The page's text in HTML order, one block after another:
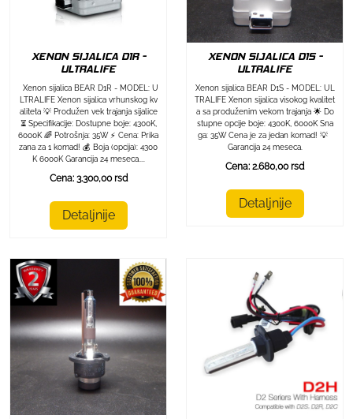
XENON SIJALICA D1R -
ULTRALIFE
Xenon sijalica BEAR D1R - MODEL: U
LTRALIFE Xenon sijalica vrhunskog kv
aliteta 💡 Produžen vek trajanja sijalice
⏳ Specifikacije: Dostupne boje: 4300K,
6000K 🌈 Potrošnja: 35W ⚡ Cena: Prika
zana za 1 komad! 💰 Boja (opcija): 4300
K 6000K Garancija 24 meseca....
Cena: 3.300,00 rsd
Detaljnije
XENON SIJALICA D1S -
ULTRALIFE
Xenon sijalica BEAR D1S - MODEL: UL
TRALIFE Xenon sijalica visokog kvalitet
a sa produženim vekom trajanja 🌟 Do
stupne opcije boje: 4300K, 6000K Sna
ga: 35W Cena je za jedan komad! 💡
Garancija 24 meseca.
Cena: 2.680,00 rsd
Detaljnije